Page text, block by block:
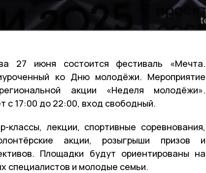
27 июня состоится фестиваль «Мечта.
ко Дню молодёжи. Мероприятие
акции «Неделя молодёжи».
с 17:00 до 22:00, вход свободный.
классы, лекции, спортивные соревнования,
акции, розыгрыши призов и
Площадки будут ориентированы на
специалистов и молодые семьи.